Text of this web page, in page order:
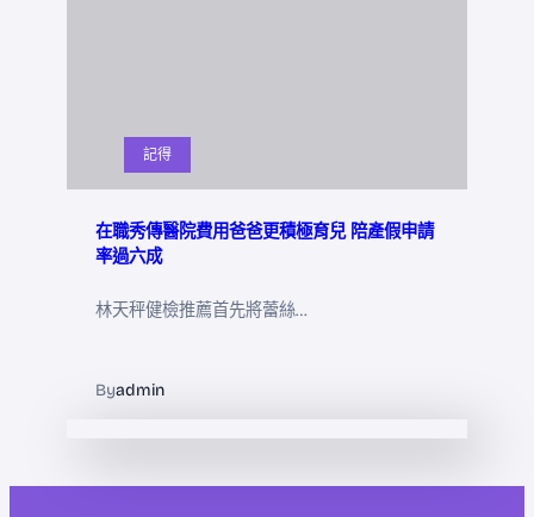
記得
在職秀傳醫院費用爸爸更積極育兒 陪產假申請
率過六成
林天秤健檢推薦首先將蕾絲…
Byadmin